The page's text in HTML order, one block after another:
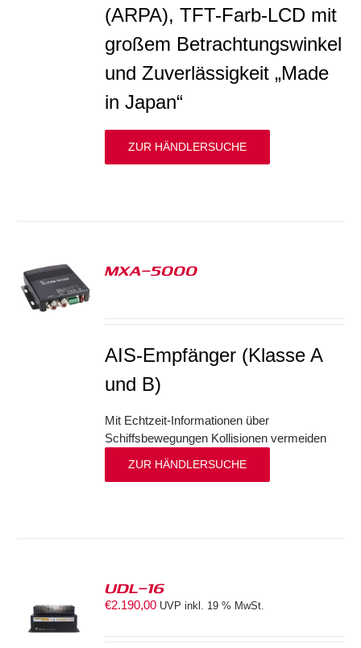
(ARPA), TFT-Farb-LCD mit
großem Betrachtungswinkel
und Zuverlässigkeit „Made
in Japan“
ZUR HÄNDLERSUCHE
MXA-5000
AIS-Empfänger (Klasse A
und B)
Mit Echtzeit-Informationen über
Schiffsbewegungen Kollisionen vermeiden
ZUR HÄNDLERSUCHE
UDL-16
€2.190,00 UVP inkl. 19 % MwSt.